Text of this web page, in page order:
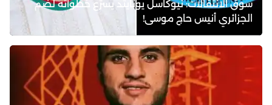
سوق الانتقالات: نيوكاسل يونايتد يسرّع خطواته لضم
الجزائري أنيس حاج موسى!